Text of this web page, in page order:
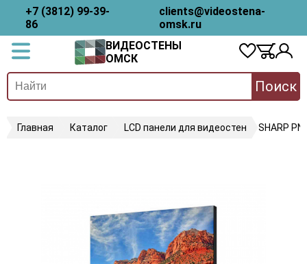
+7 (3812) 99-39-
86
clients@videostena-
omsk.ru
ВИДЕОСТЕНЫ
ОМСК
Поиск
Главная Каталог LCD панели для видеостен SHARP